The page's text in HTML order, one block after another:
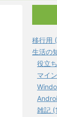
移行用
生活の
役立
マイ
雑記